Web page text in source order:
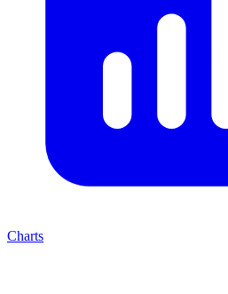
Charts